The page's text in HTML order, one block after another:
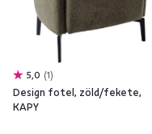
5,0 1
Design fotel, zöld/fekete,
KAPY